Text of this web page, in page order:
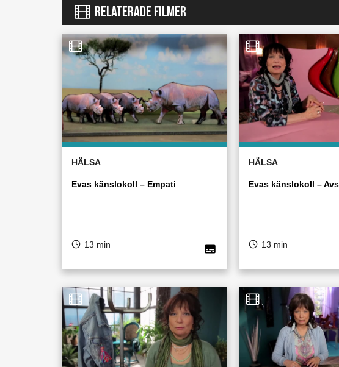
RELATERADE FILMER
HÄLSA
Evas känslokoll – Empati
13 min
HÄLSA
Evas känslokoll –
13 min